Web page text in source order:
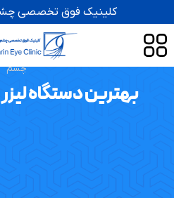
کلینیک فوق تخصصی
کلینیک فوق تخصصی چشم نورآفرین»عمل
چشم
بهترین دستگاه